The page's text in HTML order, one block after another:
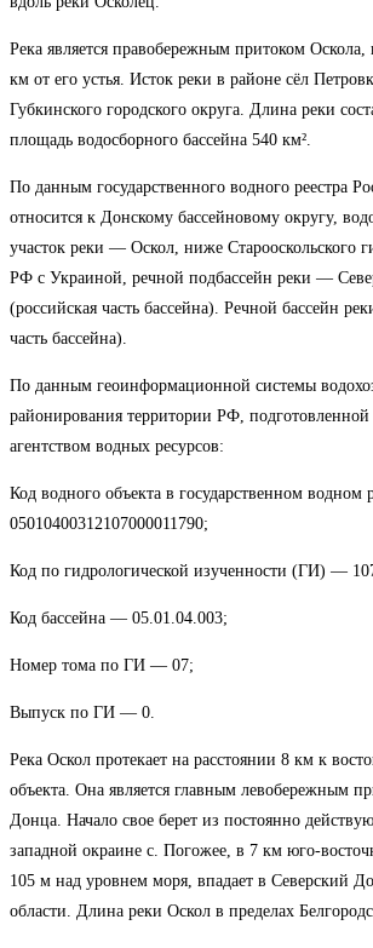
Река является правобережным притоком Оскола,
км от его устья. Исток реки в районе сёл
Губкинского городского округа. Длина реки
площадь водосборного бассейна 540 км².
По данным государственного водного реестра
относится к Донскому бассейновому округу,
участок реки — Оскол, ниже Старооскольского
РФ с Украиной, речной подбассейн реки —
(российская часть бассейна). Речной бассейн
часть бассейна).
По данным геоинформационной системы
районирования территории РФ,
агентством водных ресурсов:
Код водного объекта в государственном водном
05010400312107000011790;
Код по гидрологической изученности (ГИ) —
Код бассейна — 05.01.04.003;
Номер тома по ГИ — 07;
Выпуск по ГИ — 0.
Река Оскол протекает на расстоянии 8 км к
объекта. Она является главным левобережным
Донца. Начало свое берет из постоянно
западной окраине с. Погожее, в 7 км юго-
105 м над уровнем моря, впадает в Северский
области. Длина реки Оскол в пределах